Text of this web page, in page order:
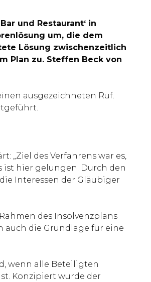
und Restaurant‘ in
um, die dem
Lösung zwischenzeitlich
Plan zu. Steffen Beck von
ausgezeichneten Ruf.
„Ziel des Verfahrens war es,
ist hier gelungen. Durch den
Interessen der Gläubiger
des Insolvenzplans
die Grundlage für eine
wenn alle Beteiligten
Konzipiert wurde der